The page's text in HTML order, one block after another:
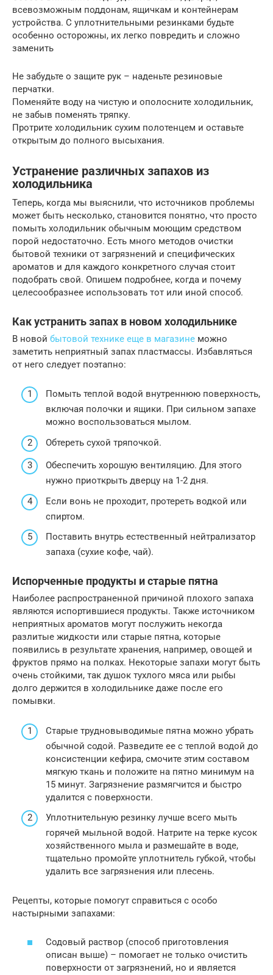
всевозможным поддонам, ящичкам и контейнерам
устройства. С уплотнительными резинками будьте
особенно осторожны, их легко повредить и сложно
заменить
Не забудьте о защите рук – наденьте резиновые
перчатки.
Поменяйте воду на чистую и ополосните холодильник,
не забыв поменять тряпку.
Протрите холодильник сухим полотенцем и оставьте
открытым до полного высыхания.
Устранение различных запахов из
холодильника
Теперь, когда мы выяснили, что источников проблемы
может быть несколько, становится понятно, что просто
помыть холодильник обычным моющим средством
порой недостаточно. Есть много методов очистки
бытовой техники от загрязнений и специфических
ароматов и для каждого конкретного случая стоит
подобрать свой. Опишем подробнее, когда и почему
целесообразнее использовать тот или иной способ.
Как устранить запах в новом холодильнике
В новой бытовой технике еще в магазине можно
заметить неприятный запах пластмассы. Избавляться
от него следует поэтапно:
Помыть теплой водой внутреннюю поверхность,
включая полочки и ящики. При сильном запахе
можно воспользоваться мылом.
Обтереть сухой тряпочкой.
Обеспечить хорошую вентиляцию. Для этого
нужно приоткрыть дверцу на 1-2 дня.
Если вонь не проходит, протереть водкой или
спиртом.
Поставить внутрь естественный нейтрализатор
запаха (сухие кофе, чай).
Испорченные продукты и старые пятна
Наиболее распространенной причиной плохого запаха
являются испортившиеся продукты. Также источником
неприятных ароматов могут послужить некогда
разлитые жидкости или старые пятна, которые
появились в результате хранения, например, овощей и
фруктов прямо на полках. Некоторые запахи могут быть
очень стойкими, так душок тухлого мяса или рыбы
долго держится в холодильнике даже после его
помывки.
Старые трудновыводимые пятна можно убрать
обычной содой. Разведите ее с теплой водой до
консистенции кефира, смочите этим составом
мягкую ткань и положите на пятно минимум на
15 минут. Загрязнение размягчится и быстро
удалится с поверхности.
Уплотнительную резинку лучше всего мыть
горячей мыльной водой. Натрите на терке кусок
хозяйственного мыла и размешайте в воде,
тщательно промойте уплотнитель губкой, чтобы
удалить все загрязнения или плесень.
Рецепты, которые помогут справиться с особо
настырными запахами:
Содовый раствор (способ приготовления
описан выше) – помогает не только очистить
поверхности от загрязнений, но и является